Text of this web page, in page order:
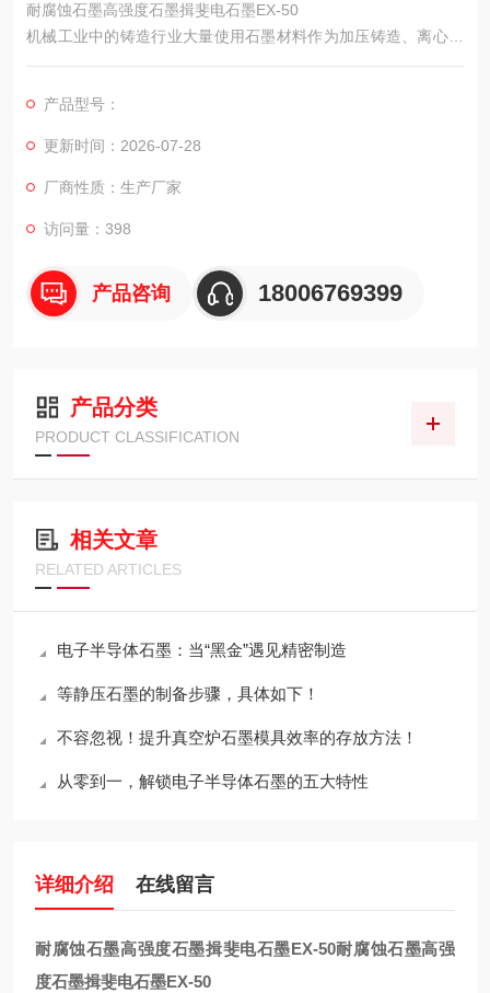
耐腐蚀石墨高强度石墨揖斐电石墨EX-50
机械工业中的铸造行业大量使用石墨材料作为加压铸造、离心铸
造、超硬合金的热挤压等加工的模具，大到火车车轮，小到精密
铸件具有较高的光洁度，有的无需进一步加工即可使用。用作铸
造模具的石墨材料应该是质地致密、热膨胀系数较低、抗氧化性
度组成，而用于铸造小
产品型号：
更新时间：2026-07-28
厂商性质：生产厂家
访问量：398
产品咨询 18006769399
产品分类
PRODUCT CLASSIFICATION
相关文章
RELATED ARTICLES
电子半导体石墨：当“黑金”遇见精密制造
等静压石墨的制备步骤，具体如下！
不容忽视！提升真空炉石墨模具效率的存放方法！
从零到一，解锁电子半导体石墨的五大特性
详细介绍 在线留言
耐腐蚀石墨高强度石墨揖斐电石墨EX-50耐腐蚀石墨高强
度石墨揖斐电石墨EX-50